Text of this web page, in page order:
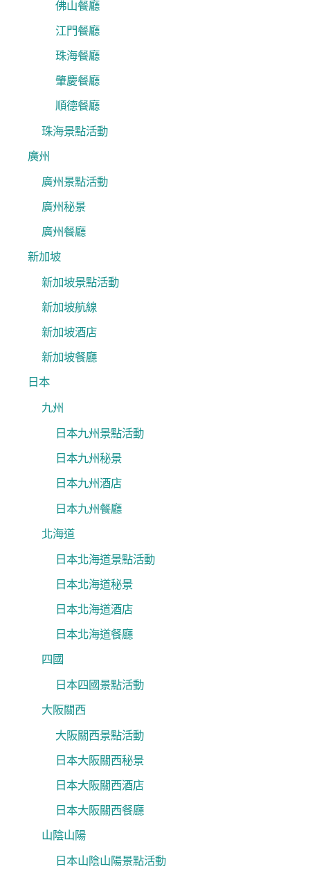
佛山餐廳
江門餐廳
珠海餐廳
肇慶餐廳
順德餐廳
珠海景點活動
廣州
廣州景點活動
廣州秘景
廣州餐廳
新加坡
新加坡景點活動
新加坡航線
新加坡酒店
新加坡餐廳
日本
九州
日本九州景點活動
日本九州秘景
日本九州酒店
日本九州餐廳
北海道
日本北海道景點活動
日本北海道秘景
日本北海道酒店
日本北海道餐廳
四國
日本四國景點活動
大阪關西
大阪關西景點活動
日本大阪關西秘景
日本大阪關西酒店
日本大阪關西餐廳
山陰山陽
日本山陰山陽景點活動